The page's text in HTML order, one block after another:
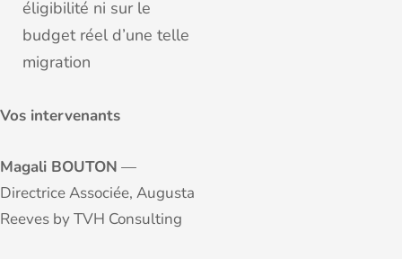
éligibilité ni sur le
budget réel d’une telle
migration
Vos intervenants
Magali BOUTON —
Directrice Associée, Augusta
Reeves by TVH Consulting